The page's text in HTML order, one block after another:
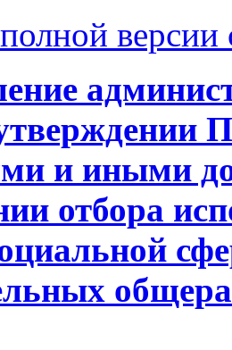
версии
и иными
отбора